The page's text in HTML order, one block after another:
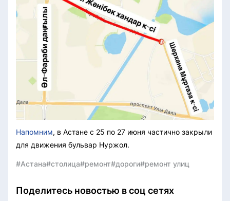
Напомним, в Астане с 25 по 27 июня частично закрыли
для движения бульвар Нуржол.
#Астана#столица#ремонт#дороги#ремонт улиц
Поделитесь новостью в соц сетях